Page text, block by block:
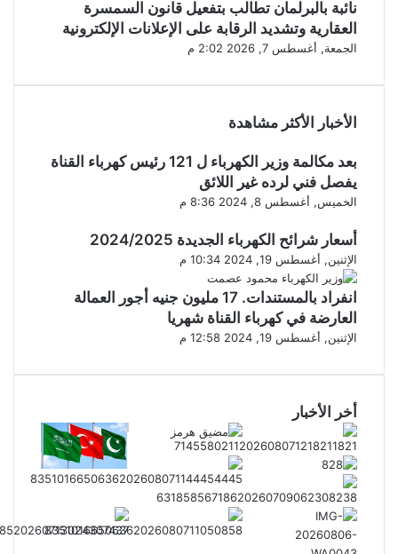
نائبة بالبرلمان تطالب بتفعيل قانون السمسرة
العقارية وتشديد الرقابة على الإعلانات الإلكترونية
الجمعة, أغسطس 7, 2026 2:02 م
الأخبار الأكثر مشاهدة
بعد مكالمة وزير الكهرباء ل 121 رئيس كهرباء القناة
يفصل فني لرده غير اللائق
الخميس, أغسطس 8, 2024 8:36 م
أسعار شرائح الكهرباء الجديدة 2024/2025
الإثنين, أغسطس 19, 2024 10:34 م
انفراد بالمستندات. 17 مليون جنيه أجور العمالة
العارضة في كهرباء القناة شهريا
الإثنين, أغسطس 19, 2024 12:58 م
أخر الأخبار